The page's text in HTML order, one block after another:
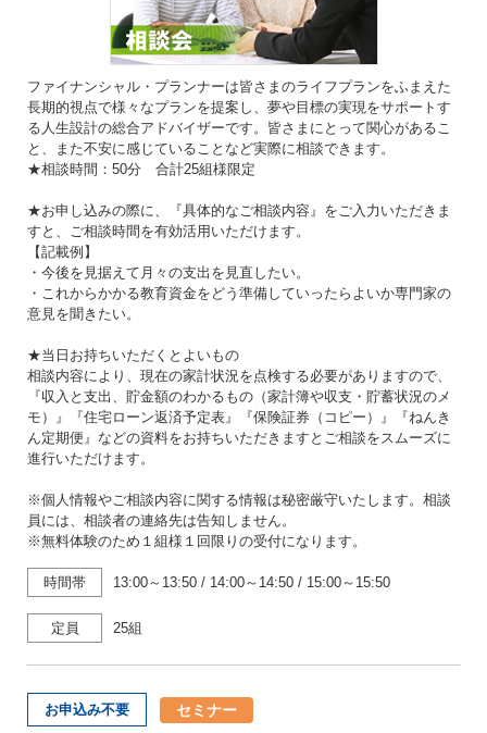
ファイナンシャル・プランナーは皆さまのライフプランをふまえた
長期的視点で様々なプランを提案し、夢や目標の実現をサポートす
る人生設計の総合アドバイザーです。皆さまにとって関心があるこ
と、また不安に感じていることなど実際に相談できます。
★相談時間：50分 合計25組様限定
★お申し込みの際に、『具体的なご相談内容』をご入力いただきま
すと、ご相談時間を有効活用いただけます。
【記載例】
・今後を見据えて月々の支出を見直したい。
・これからかかる教育資金をどう準備していったらよいか専門家の
意見を聞きたい。
★当日お持ちいただくとよいもの
相談内容により、現在の家計状況を点検する必要がありますので、
『収入と支出、貯金額のわかるもの（家計簿や収支・貯蓄状況のメ
モ）』『住宅ローン返済予定表』『保険証券（コピー）』『ねんき
ん定期便』などの資料をお持ちいただきますとご相談をスムーズに
進行いただけます。
※個人情報やご相談内容に関する情報は秘密厳守いたします。相談
員には、相談者の連絡先は告知しません。
※無料体験のため１組様１回限りの受付になります。
時間帯 13:00～13:50 / 14:00～14:50 / 15:00～15:50
定員 25組
お申込み不要 セミナー